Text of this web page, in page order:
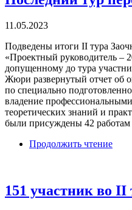
11.05.2023
Подведены итоги II тура
«Проектный руководитель –
допущенному до тура
Жюри развернутый отчет об
по специально
владение
теоретических знаний и
были присуждены 42 работам
Продолжить чтение
151 участник во II